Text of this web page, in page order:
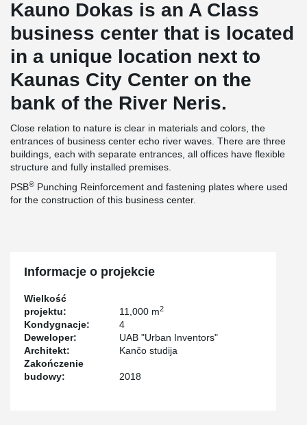
Kauno Dokas is an A Class
business center that is located
in a unique location next to
Kaunas City Center on the
bank of the River Neris.
Close relation to nature is clear in materials and colors, the
entrances of business center echo river waves. There are three
buildings, each with separate entrances, all offices have flexible
structure and fully installed premises.
PSB® Punching Reinforcement and fastening plates where used
for the construction of this business center.
Informacje o projekcie
Wielkość
projektu:
11,000 m2
Kondygnacje:
4
Deweloper:
UAB "Urban Inventors"
Architekt:
Kančo studija
Zakończenie
budowy:
2018